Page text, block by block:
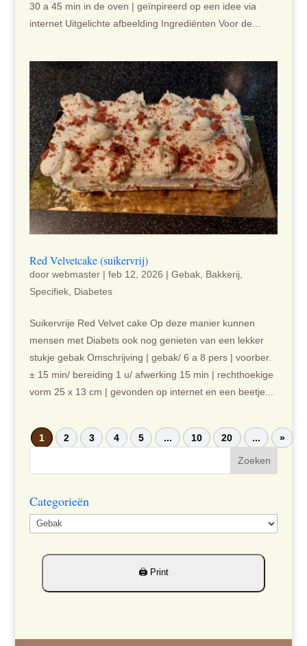
30 a 45 min in de oven | geïnpireerd op een idee via
internet Uitgelichte afbeelding Ingrediënten Voor de...
Red Velvetcake (suikervrij)
door webmaster| feb 12, 2026 | Gebak, Bakkerij,
Specifiek, Diabetes
Suikervrije Red Velvet cake Op deze manier kunnen
mensen met Diabets ook nog genieten van een lekker
stukje gebak Omschrijving | gebak/ 6 a 8 pers | voorber.
± 15 min/ bereiding 1 u/ afwerking 15 min | rechthoekige
vorm 25 x 13 cm | gevonden op internet en een beetje...
1 2 3 4 5 ... 10 20 ... »
Categorieën
Categorieën